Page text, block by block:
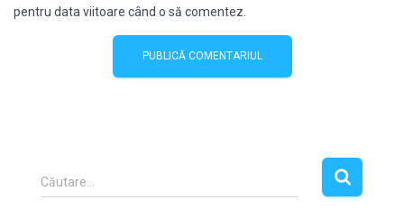
pentru data viitoare când o să comentez.
C
a
Căutare…